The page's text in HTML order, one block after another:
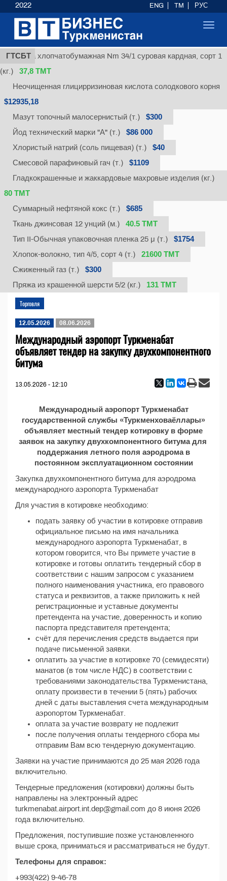
ГТСБТ
Пряжа хлопчатобумажная Nm 34/1 суровая кардная, сорт 1
(кг.)
37,8 ТМТ
Неочищенная глицирризиновая кислота солодкового корня
$12935,18
Мазут топочный малосернистый (т.) $300
Йод технический марки "А" (т.) $86 000
Хлористый натрий (соль пищевая) (т.) $40
Смесовой парафиновый гач (т.) $1109
Гладкокрашенные и жаккардовые махровые изделия (кг.)
80 ТМТ
Суммарный нефтяной кокс (т.) $685
Ткань джинсовая 12 унций (м.) 40.5 ТМТ
Тип II-Обычная упаковочная пленка 25 µ (т.) $1754
Хлопок-волокно, тип 4/5, сорт 4 (т.) 21600 ТМТ
Сжиженный газ (т.) $300
Пряжа из крашенной шерсти 5/2 (кг.) 131 TMT
Торговля
12.05.2026 08.06.2026
Международный аэропорт Туркменабат
объявляет тендер на закупку двухкомпонентного
битума
13.05.2026 - 12:10
Международный аэропорт Туркменабат
государственной службы «Туркменховаёллары»
объявляет местный тендер котировку в форме
заявок на закупку двухкомпонентного битума для
поддержания летного поля аэродрома в
постоянном эксплуатационном состоянии
Закупка двухкомпонентного битума для аэродрома
международного аэропорта Туркменабат
Для участия в котировке необходимо:
подать заявку об участии в котировке отправив
официальное письмо на имя начальника
международного аэропорта Туркменабат, в
котором говорится, что Вы примете участие в
котировке и готовы оплатить тендерный сбор в
соответствии с нашим запросом с указанием
полного наименования участника, его правового
статуса и реквизитов, а также приложить к ней
регистрационные и уставные документы
претендента на участие, доверенность и копию
паспорта представителя претендента;
счёт для перечисления средств выдается при
подаче письменной заявки.
оплатить за участие в котировке 70 (семидесяти)
манатов (в том числе НДС) в соответствии с
требованиями законодательства Туркменистана,
оплату произвести в течении 5 (пять) рабочих
дней с даты выставления счета международным
аэропортом Туркменабат.
оплата за участие возврату не подлежит
после получения оплаты тендерного сбора мы
отправим Вам всю тендерную документацию.
Заявки на участие принимаются до 25 мая 2026 года
включительно.
Тендерные предложения (котировки) должны быть
направлены на электронный адрес
turkmenabat.airport.int.dep@gmail.com до 8 июня 2026
года включительно.
Предложения, поступившие позже установленного
выше срока, приниматься и рассматриваться не будут.
Телефоны для справок:
+993(422) 9-46-78
2022 ENG TM РУС